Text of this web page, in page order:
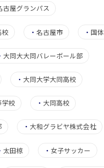
古屋グランパス
・名古屋市 ・国体
大同大大同バレーボール部
・ 大同大学大同高校
校 ・ 大同高校
・ 大和グラビヤ株式会社
太田椋 ・女子サッカー